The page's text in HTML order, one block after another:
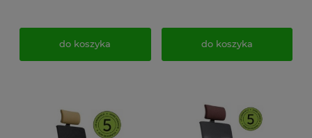
do koszyka do koszyka